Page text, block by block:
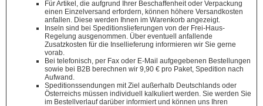
Für Artikel, die aufgrund Ihrer Beschaffenheit oder Verpackung
einen Einzelversand erfordern, können höhere Versandkosten
anfallen. Diese werden Ihnen im Warenkorb angezeigt.
Inseln sind bei Speditionslieferungen von der Frei-Haus-
Regelung ausgenommen. Über eventuell anfallende
Zusatzkosten für die Insellieferung informieren wir Sie gerne
vorab.
Bei telefonisch, per Fax oder E-Mail aufgegebenen Bestellungen
sowie bei B2B berechnen wir 9,90 € pro Paket, Spedition nach
Aufwand.
Speditionssendungen mit Ziel außerhalb Deutschlands oder
Österreichs müssen individuell kalkuliert werden. Sie werden Sie
im Bestellverlauf darüber informiert und können uns Ihren